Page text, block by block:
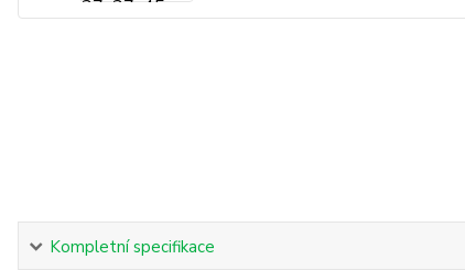
Kompletní specifikace